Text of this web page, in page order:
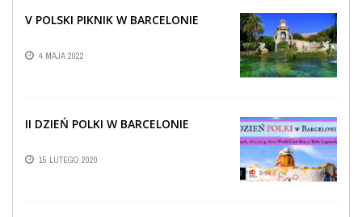
V POLSKI PIKNIK W BARCELONIE
4 MAJA 2022
II DZIEŃ POLKI W BARCELONIE
15 LUTEGO 2020